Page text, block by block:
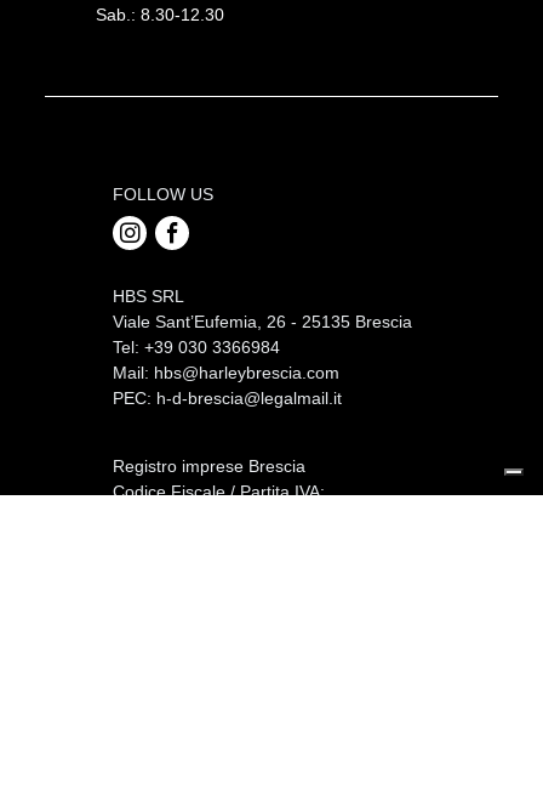
Sab.: 8.30-12.30
FOLLOW US
HBS SRL
Viale Sant’Eufemia, 26 - 25135 Brescia
Tel: +39 030 3366984
Mail: hbs@harleybrescia.com
PEC: h-d-brescia@legalmail.it
Registro imprese Brescia
Codice Fiscale / Partita IVA: